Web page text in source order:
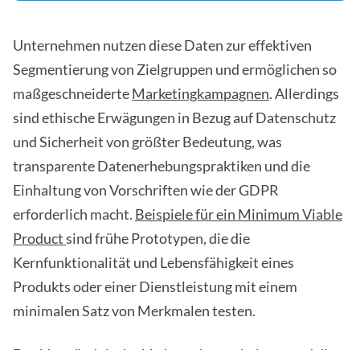
Unternehmen nutzen diese Daten zur effektiven
Segmentierung von Zielgruppen und ermöglichen so
maßgeschneiderteMarketingkampagnen. Allerdings
sind ethische Erwägungen in Bezug auf Datenschutz
und Sicherheit von größter Bedeutung, was
transparente Datenerhebungspraktiken und die
Einhaltung von Vorschriften wie der GDPR
erforderlich macht. Beispiele für ein Minimum Viable
Productsind frühe Prototypen, die die
Kernfunktionalität und Lebensfähigkeit eines
Produkts oder einer Dienstleistung mit einem
minimalen Satz von Merkmalen testen.